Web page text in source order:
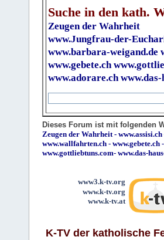
Suche in den kath.
Zeugen der Wahrheit
www.Jungfrau-der-
www.barbara-weigand.de
www.gebete.ch
www.adorare.ch
Dieses Forum ist mit folgenden
Zeugen der Wahrheit- www.assisi.ch
www.wallfahrten.ch - www.gebete.ch -
www.gottliebtuns.com- www.das-
www3.k-tv.org
www.k-tv.org
www.k-tv.at
K-TV der katholische